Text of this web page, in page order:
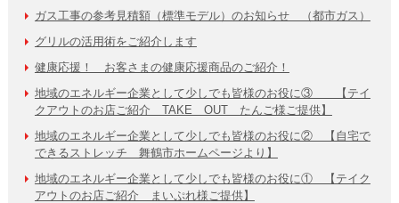
ガス工事の参考見積額（標準モデル）のお知らせ （都市ガス）
グリルの活用術をご紹介します
健康応援！ お客さまの健康応援商品のご紹介！
地域のエネルギー企業として少しでも皆様のお役に③ 【テイ
クアウトのお店ご紹介 TAKE OUT たんご様ご提供】
地域のエネルギー企業として少しでも皆様のお役に② 【自宅で
できるストレッチ 舞鶴市ホームページより】
地域のエネルギー企業として少しでも皆様のお役に① 【テイク
アウトのお店ご紹介 まいぷれ様ご提供】